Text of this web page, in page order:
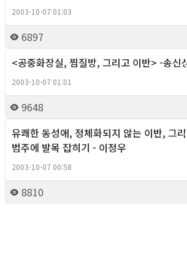
2003-10-07 01:03
6897
<공중화장실, 찜질방, 그리고 이반> -송신
2003-10-07 01:01
9648
유쾌한 동성애, 정체화되지 않는 이반, 그
범주에 발목 잡히기 - 이정우
2003-10-07 00:58
8810